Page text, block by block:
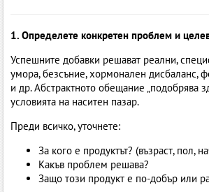
1. Определете конкретен проблем и
Успешните добавки решават реални,
умора, безсъние, хормонален дисбаланс,
и др. Абстрактното обещание „подобрява
условията на наситен пазар.
Преди всичко, уточнете:
За кого е продуктът? (възраст, пол,
Какъв проблем решава?
Защо този продукт е по-добър или